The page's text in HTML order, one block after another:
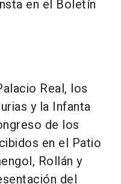
en el Boletín
Real, los
y la Infanta
de los
en el Patio
Rollán y
del